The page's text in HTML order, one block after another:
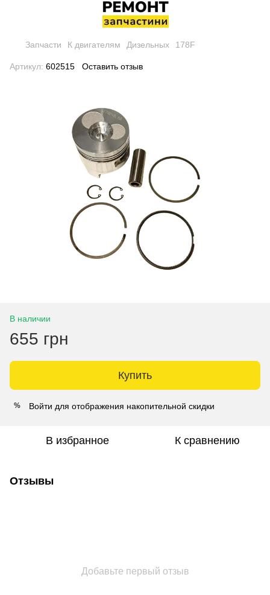
Запчасти К двигателям Дизельных 178F
Артикул: 602515 Оставить отзыв
В наличии
655 грн
Купить
% Войти для отображения накопительной скидки
В избранное К сравнению
Отзывы
Добавьте первый отзыв